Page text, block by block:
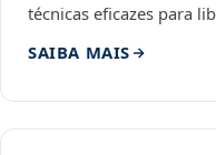
técnicas eficazes para
SAIBA MAIS